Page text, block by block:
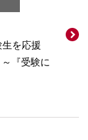
を応援
『受験に